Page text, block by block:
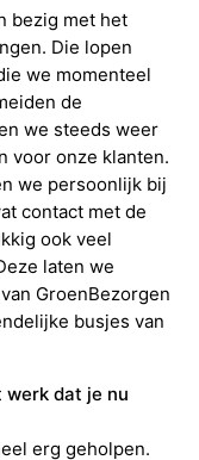
bezig met het
Die lopen
we momenteel
de
we steeds weer
voor onze klanten.
we persoonlijk bij
contact met de
ook veel
laten we
GroenBezorgen
busjes van
werk dat je nu
erg geholpen.